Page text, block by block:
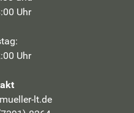
Uhr
Uhr
lt.de